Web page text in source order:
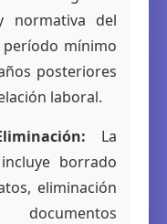
normativa del
período mínimo
posteriores
laboral.
La
borrado
eliminación